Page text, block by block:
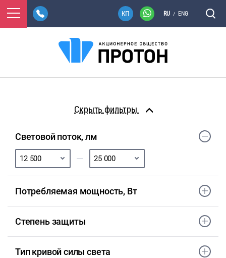
RU / ENG
фильтры
Световой поток, лм
Потребляемая мощность, Вт
Степень защиты
Тип кривой силы света